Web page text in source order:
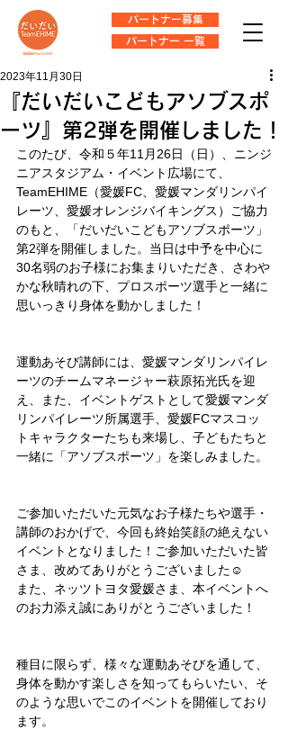
パートナー募集
パートナー 一覧
『だいだいこどもアソブスポ
ーツ』第2弾を開催しました！
2023年11月30日
このたび、令和５年11月26日（日）、ニンジ
ニアスタジアム・イベント広場にて、
TeamEHIME（愛媛FC、愛媛マンダリンパイ
レーツ、愛媛オレンジバイキングス）ご協力
のもと、「だいだいこどもアソブスポーツ」
第2弾を開催しました。当日は中予を中心に
30名弱のお子様にお集まりいただき、さわや
かな秋晴れの下、プロスポーツ選手と一緒に
思いっきり身体を動かしました！
運動あそび講師には、愛媛マンダリンパイレ
ーツのチームマネージャー萩原拓光氏を迎
え、また、イベントゲストとして愛媛マンダ
リンパイレーツ所属選手、愛媛FCマスコッ
トキャラクターたちも来場し、子どもたちと
一緒に「アソブスポーツ」を楽しみました。
ご参加いただいた元気なお子様たちや選手・
講師のおかげで、今回も終始笑顔の絶えない
イベントとなりました！ご参加いただいた皆
さま、改めてありがとうございました☺
また、ネッツトヨタ愛媛さま、本イベントへ
のお力添え誠にありがとうございました！
種目に限らず、様々な運動あそびを通して、
身体を動かす楽しさを知ってもらいたい、そ
のような思いでこのイベントを開催しており
ます。